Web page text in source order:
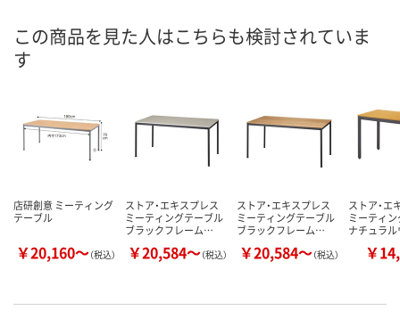
お届け日
カゴへ カゴへ
この商品を見た人はこちらも検討されていま
す
店研創意 ミーティング
テーブル
￥20,160～（税込）
ストア・エキスプレス
ミーティングテーブル
ブラックフレーム…
￥20,584～（税込）
ストア・エキスプレス
ミーティングテーブル
ブラックフレーム…
￥20,584～（税込）
ストア・エ
ミーティ
ナチュラ
￥